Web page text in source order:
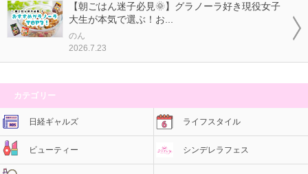
【朝ごはん迷子必見🌞】グラノーラ好き現役女子
大生が本気で選ぶ！お...
のん
2026.7.23
カテゴリー
日経ギャルズ ライフスタイル
ビューティー シンデレラフェス